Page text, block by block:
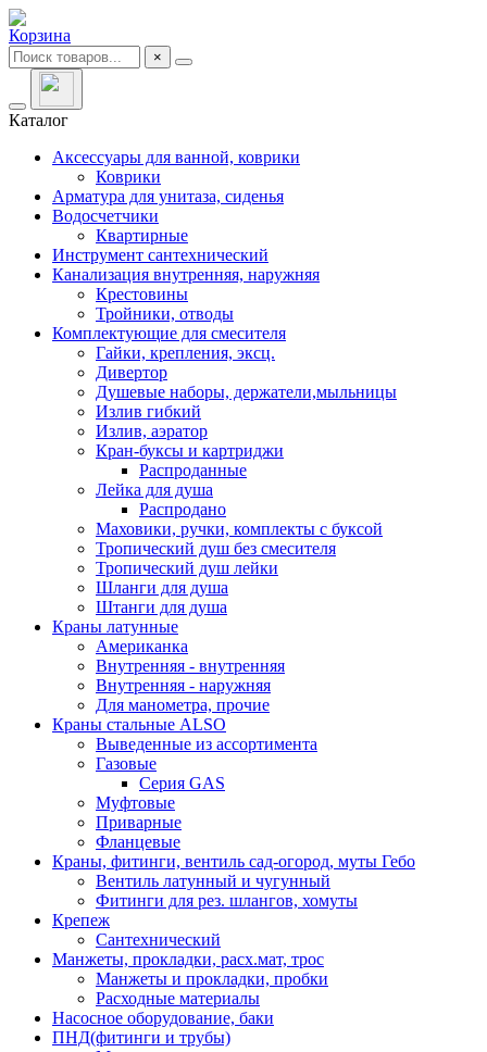
Корзина
×
Каталог
Аксессуары для ванной, коврики
Коврики
Арматура для унитаза, сиденья
Водосчетчики
Квартирные
Инструмент сантехнический
Канализация внутренняя, наружняя
Крестовины
Тройники, отводы
Комплектующие для смесителя
Гайки, крепления, эксц.
Дивертор
Душевые наборы, держатели,мыльницы
Излив гибкий
Излив, аэратор
Кран-буксы и картриджи
Распроданные
Лейка для душа
Распродано
Маховики, ручки, комплекты с буксой
Тропический душ без смесителя
Тропический душ лейки
Шланги для душа
Штанги для душа
Краны латунные
Американка
Внутренняя - внутренняя
Внутренняя - наружняя
Для манометра, прочие
Краны стальные ALSO
Выведенные из ассортимента
Газовые
Серия GAS
Муфтовые
Приварные
Фланцевые
Краны, фитинги, вентиль сад-огород, муты Гебо
Вентиль латунный и чугунный
Фитинги для рез. шлангов, хомуты
Крепеж
Сантехнический
Манжеты, прокладки, расх.мат, трос
Манжеты и прокладки, пробки
Расходные материалы
Насосное оборудование, баки
ПНД(фитинги и трубы)